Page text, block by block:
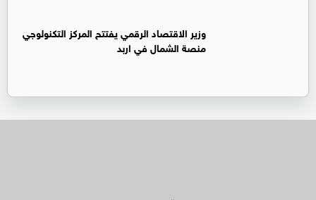
وزير الاقتصاد الرقمي يفتتح المركز التكنولوجي
منصة الشمال في اربد